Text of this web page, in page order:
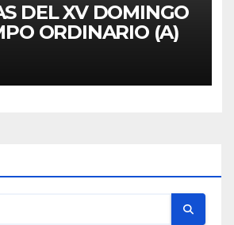
DEL XV DOMINGO
ORDINARIO (A)